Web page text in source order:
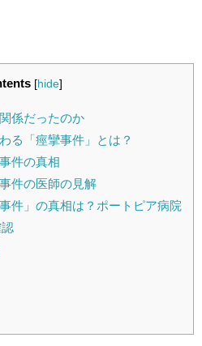
[hide]
係だったのか
る「痙攣事件」とは？
件の真相
件の医師の見解
件」の真相は？ポートピア病院